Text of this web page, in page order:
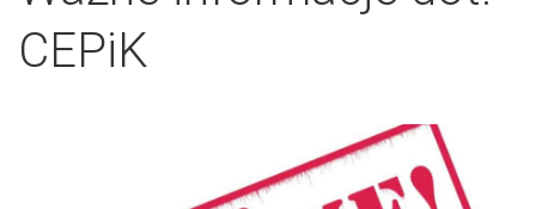
CEPiK